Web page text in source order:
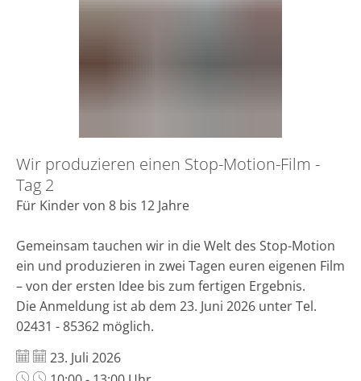
Wir produzieren einen Stop-Motion-Film -
Tag 2
Für Kinder von 8 bis 12 Jahre
Gemeinsam tauchen wir in die Welt des Stop-Motion
ein und produzieren in zwei Tagen euren eigenen Film
– von der ersten Idee bis zum fertigen Ergebnis.
Die Anmeldung ist ab dem 23. Juni 2026 unter Tel.
02431 - 85362 möglich.
Datum:
23. Juli 2026
Uhrzeit: